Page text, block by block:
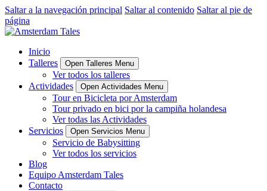
Saltar a la navegación principal Saltar al contenido Saltar al pie de
página
Inicio
Talleres
Open Talleres Menu
Ver todos los talleres
Actividades
Open Actividades Menu
Tour en Bicicleta por Amsterdam
Tour privado en bici por la campiña holandesa
Ver todas las Actividades
Servicios
Open Servicios Menu
Servicio de Babysitting
Ver todos los servicios
Blog
Equipo Amsterdam Tales
Contacto